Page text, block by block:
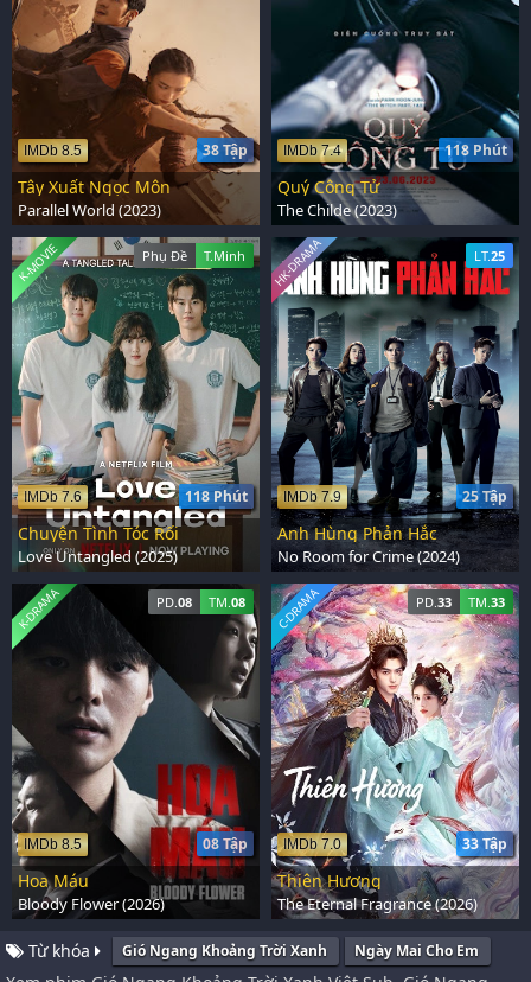
38 Tập
IMDb 8.5
Tây Xuất Ngọc Môn
Parallel World (2023)
118 Phút
IMDb 7.4
Quý Công Tử
The Childe (2023)
Phụ Đề T.Minh
118 Phút
IMDb 7.6
K-MOVIE
Chuyện Tình Tóc Rối
Love Untangled (2025)
LT.25
25 Tập
IMDb 7.9
HK-DRAMA
Anh Hùng Phản Hắc
No Room for Crime (2024)
PD.08 TM.08
08 Tập
IMDb 8.5
K-DRAMA
Hoa Máu
Bloody Flower (2026)
PD.33 TM.33
33 Tập
IMDb 7.0
C-DRAMA
Thiên Hương
The Eternal Fragrance (2026)
Từ khóa Gió Ngang Khoảng Trời Xanh Ngày Mai Cho Em